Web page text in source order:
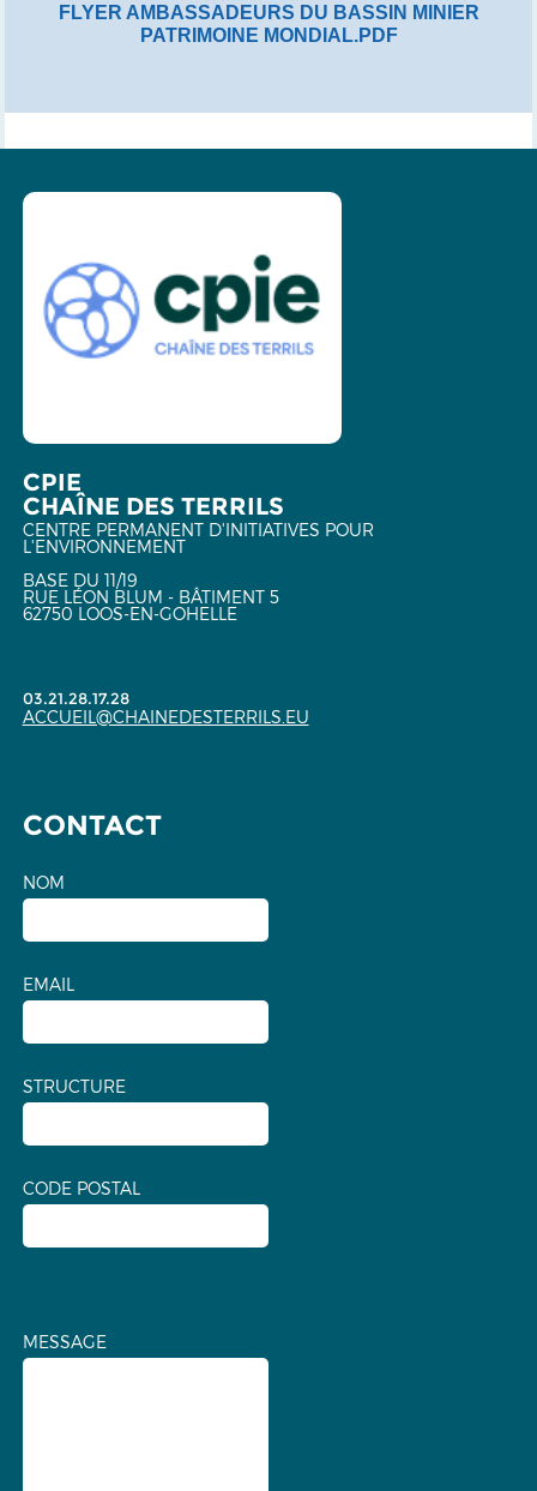
FLYER AMBASSADEURS DU BASSIN MINIER
PATRIMOINE MONDIAL.PDF
CPIE
CHAÎNE DES TERRILS
CENTRE PERMANENT D'INITIATIVES POUR
L'ENVIRONNEMENT
BASE DU 11/19
RUE LÉON BLUM - BÂTIMENT 5
62750 LOOS-EN-GOHELLE
03.21.28.17.28
ACCUEIL@CHAINEDESTERRILS.EU
CONTACT
NOM
EMAIL
STRUCTURE
CODE POSTAL
MESSAGE